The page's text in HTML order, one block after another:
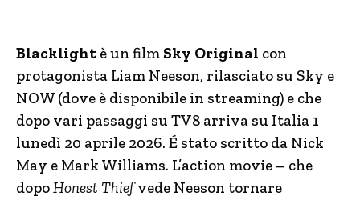
Blacklight è un film Sky Original con
protagonista Liam Neeson, rilasciato su Sky e
NOW (dove è disponibile in streaming) e che
dopo vari passaggi su TV8 arriva su Italia 1
lunedì 20 aprile 2026. É stato scritto da Nick
May e Mark Williams. L’action movie – che
dopoHonest Thiefvede Neeson tornare